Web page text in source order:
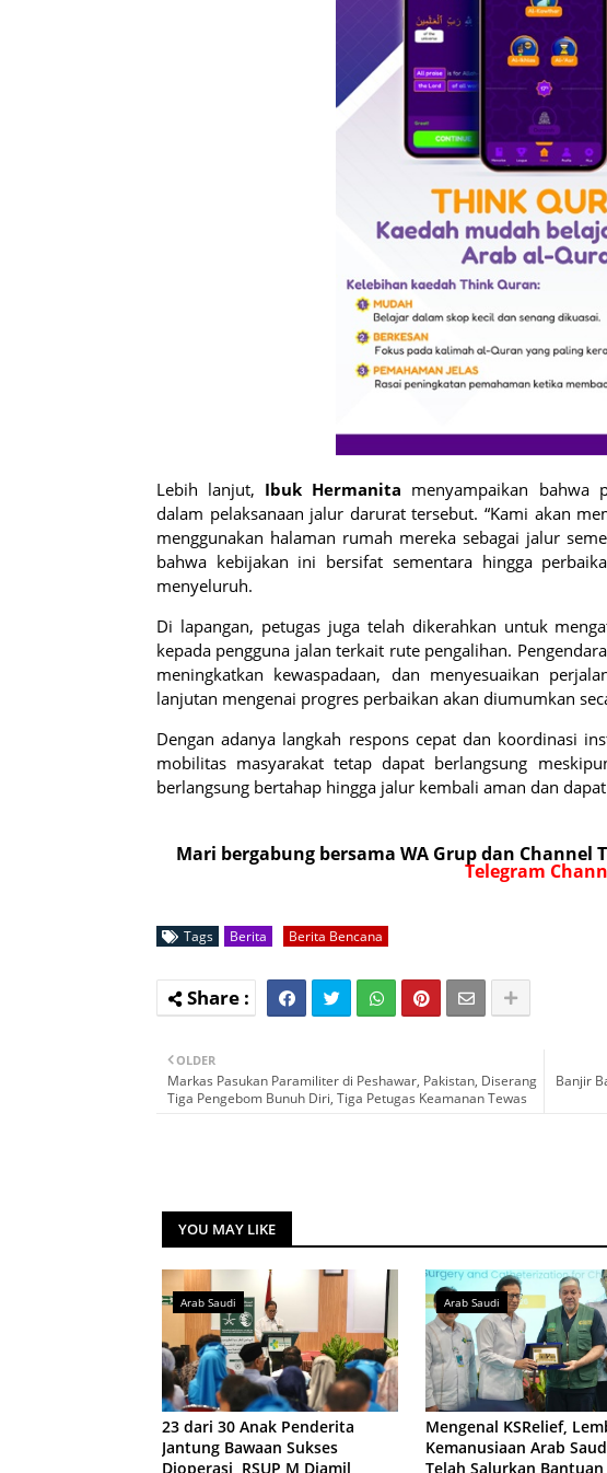
Lebih lanjut, Ibuk Hermanita menyampaikan bahwa
dalam pelaksanaan jalur darurat tersebut. “Kami akan
menggunakan halaman rumah mereka sebagai jalur
bahwa kebijakan ini bersifat sementara hingga
menyeluruh.
Di lapangan, petugas juga telah dikerahkan untuk
kepada pengguna jalan terkait rute pengalihan.
meningkatkan kewaspadaan, dan menyesuaikan
lanjutan mengenai progres perbaikan akan diumumkan
Dengan adanya langkah respons cepat dan koordinasi
mobilitas masyarakat tetap dapat berlangsung
berlangsung bertahap hingga jalur kembali aman dan
Mari bergabung bersama WA Grup dan Channel
Telegram
Tags Berita Berita Bencana
Banjir
OLDER
Markas Pasukan Paramiliter di Peshawar, Pakistan, Diserang
Tiga Pengebom Bunuh Diri, Tiga Petugas Keamanan Tewas
YOU MAY LIKE
Arab Saudi
23 dari 30 Anak Penderita
Jantung Bawaan Sukses
Dioperasi, RSUP M Djamil
Arab Saudi
Mengenal KSRelief,
Kemanusiaan Arab
Telah Salurkan Bantuan